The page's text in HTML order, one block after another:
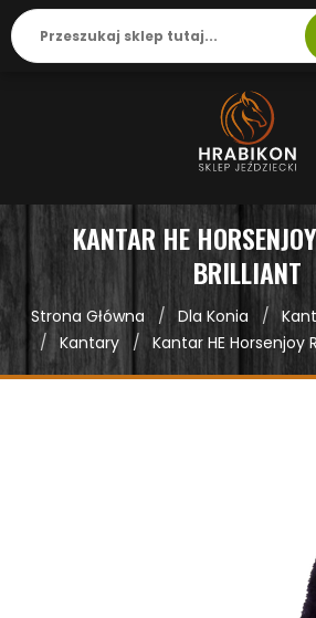
KANTAR HE
BRILLIANT
Strona Główna Dla Konia
Kantary
Kantar HE Horsenjoy